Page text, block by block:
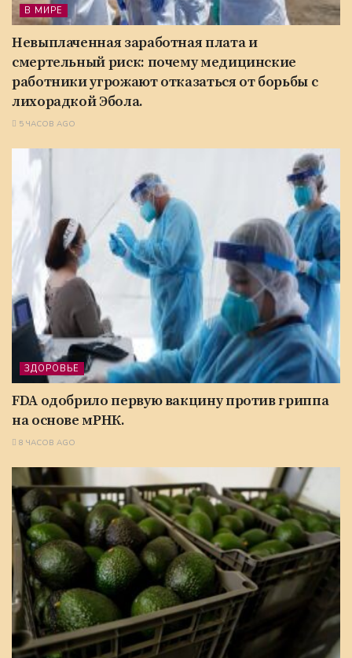
В МИРЕ
Невыплаченная заработная плата и
смертельный риск: почему медицинские
работники угрожают отказаться от борьбы с
лихорадкой Эбола.
5 ЧАСОВ AGO
ЗДОРОВЬЕ
FDA одобрило первую вакцину против гриппа
на основе мРНК.
8 ЧАСОВ AGO